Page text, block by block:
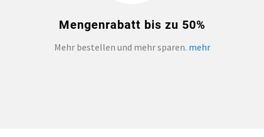
Mengenrabatt bis zu 50%
Mehr bestellen und mehr sparen. mehr